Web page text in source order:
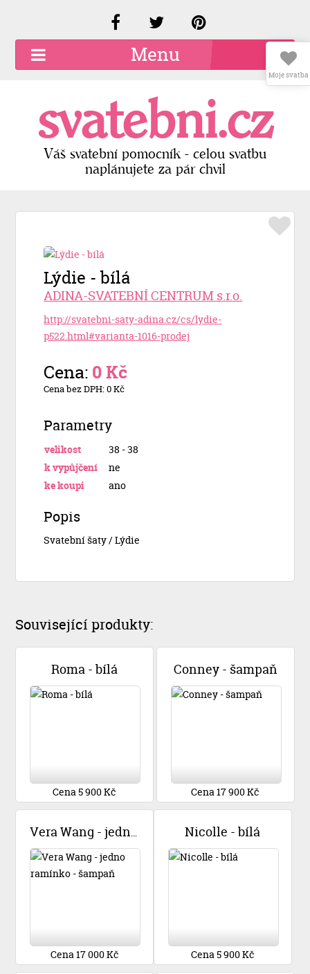
Menu
Kariéra
Kontakty
Přidat firmu
svatebni.cz
Váš svatební pomocník - celou svatbu
naplánujete za pár chvil
Lýdie - bílá
ADINA-SVATEBNÍ CENTRUM s.r.o.
http://svatebni-saty-adina.cz/cs/lydie-
p522.html#varianta-1016-prodej
Cena: 0 Kč
Cena bez DPH: 0 Kč
Parametry
velikost
38 - 38
k vypůjčení
ne
ke koupi
ano
Popis
Svatební šaty / Lýdie
Související produkty:
Roma - bílá
Cena 5 900 Kč
Conney - šampaň
Cena 17 900 Kč
Vera Wang - jedno ramínko - šampaň
Cena 17 000 Kč
Nicolle - bílá
Cena 5 900 Kč
Moje svatba